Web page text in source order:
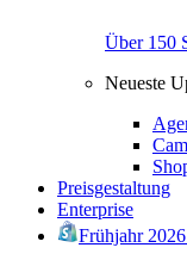
Über 150
Neueste
Preisgestaltung
Enterprise
Frühjahr